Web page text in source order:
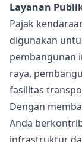
Layanan
Pajak
digunakan
pembangunan
raya,
fasilitas
Dengan
Anda